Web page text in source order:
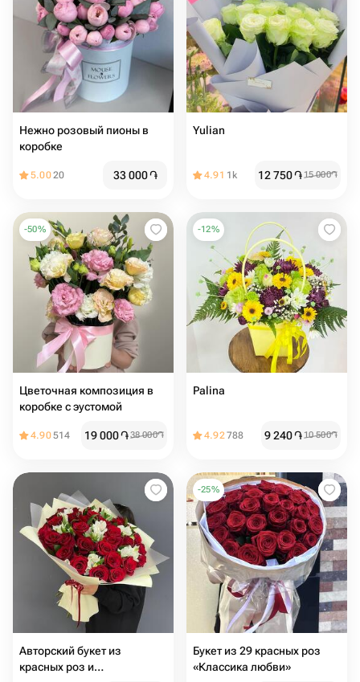
Нежно розовый пионы в
коробке
5.0020 33 000֏
Yulian
4.91 1k 12 750֏15 000֏
-50%
Цветочная композиция в
коробке с эустомой
4.90514 19 000֏38 000֏
-12%
Palina
4.92788 9 240֏10 500֏
Авторский букет из
красных роз и
-25%
Букет из 29 красных роз
«Классика любви»